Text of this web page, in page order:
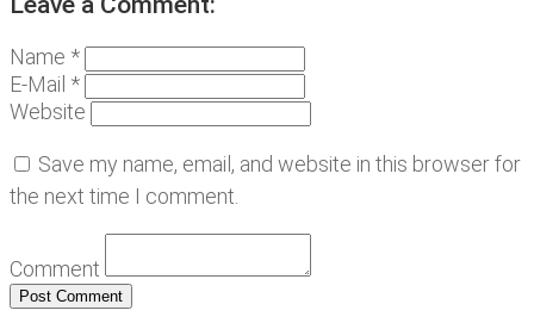
Name *
E-Mail *
Website
Save my name, email, and website in this browser for
the next time I comment.
Comment